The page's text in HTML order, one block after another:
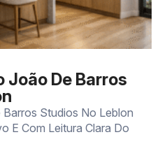
João De Barros
Studios No Leblon
E Com Leitura Clara Do